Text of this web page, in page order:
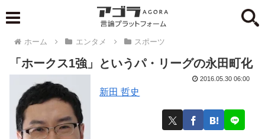
ホーム エンタメ スポーツ
「ホークス1強」というパ・リーグの永田町化
新田 哲史
2016.05.30 06:00